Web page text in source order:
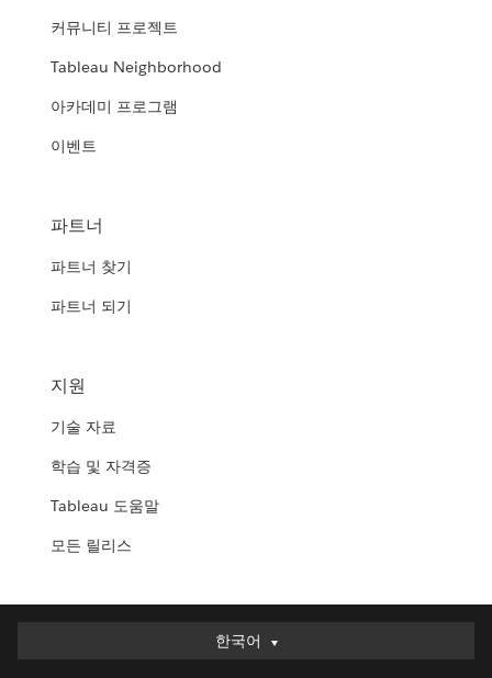
커뮤니티 프로젝트
Tableau Neighborhood
아카데미 프로그램
이벤트
파트너
파트너 찾기
파트너 되기
지원
기술 자료
학습 및 자격증
Tableau 도움말
모든 릴리스
한국어
한국어